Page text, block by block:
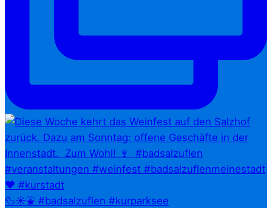
🦆☀️⛲ #badsalzuflen #kurparksee